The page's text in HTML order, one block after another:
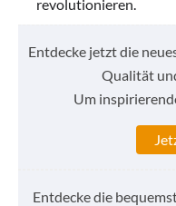
revolutionieren.
Entdecke jetzt die
Qualität
Um
Entdecke die